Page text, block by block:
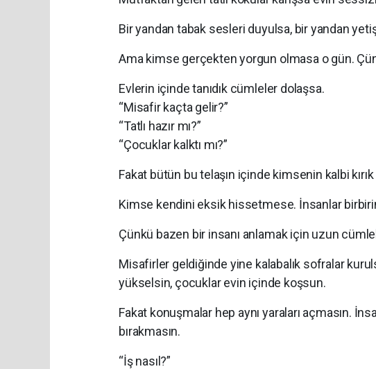
Bir yandan tabak sesleri duyulsa, bir yandan
Ama kimse gerçekten yorgun olmasa o gün.
Evlerin içinde tanıdık cümleler dolaşsa.
“Misafir kaçta gelir?”
“Tatlı hazır mı?”
“Çocuklar kalktı mı?”
Fakat bütün bu telaşın içinde kimsenin kalbi
Kimse kendini eksik hissetmese. İnsanlar
Çünkü bazen bir insanı anlamak için uzun
Misafirler geldiğinde yine kalabalık sofralar
yükselsin, çocuklar evin içinde koşsun.
Fakat konuşmalar hep aynı yaraları açmasın.
bırakmasın.
“İş nasıl?”